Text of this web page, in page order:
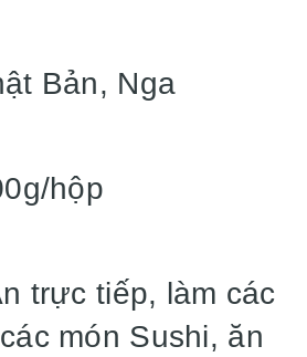
Bản, Nga
hộp
trực tiếp, làm các
món Sushi, ăn